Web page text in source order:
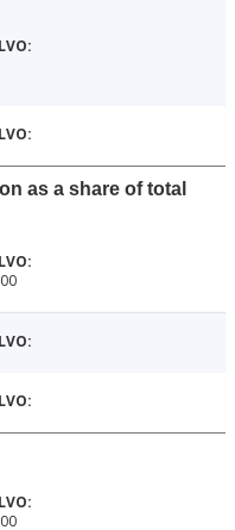
as a share of total